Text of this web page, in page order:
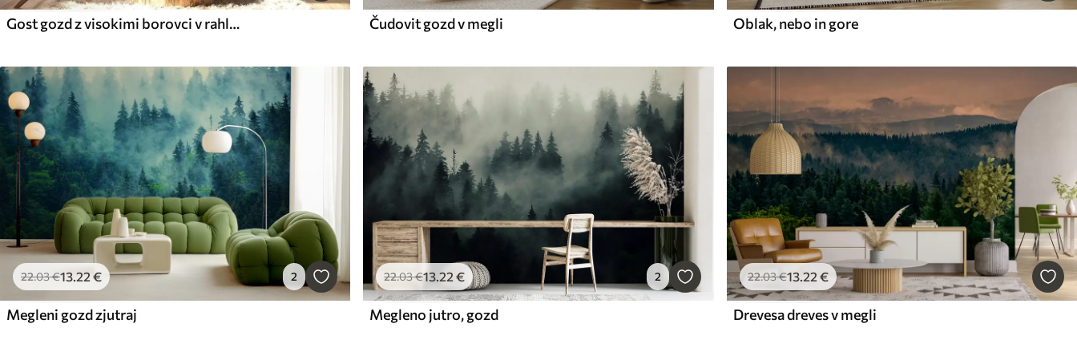
Gost gozd z visokimi borovci v rahli megli, teksturirana krajinska umetnost Čudovit gozd v megli Oblak, nebo in gore
22.03€13 .22 € 2
Megleni gozd zjutraj
22.03€13 .22 € 2
Megleno jutro, gozd
22.03€13.22 €
Drevesa dreves v megli